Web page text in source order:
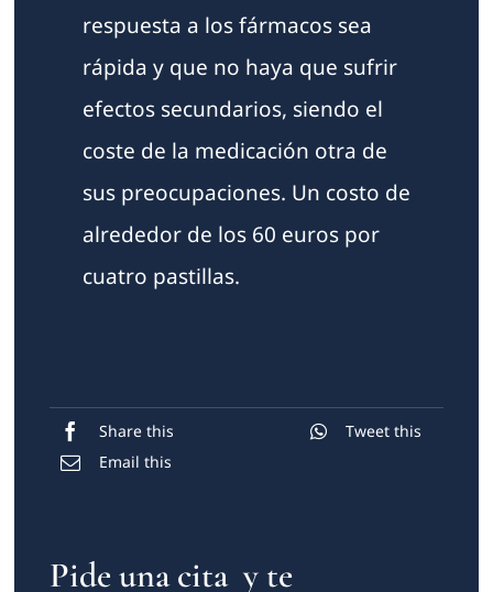
respuesta a los fármacos sea
rápida y que no haya que sufrir
efectos secundarios, siendo el
coste de la medicación otra de
sus preocupaciones. Un costo de
alrededor de los 60 euros por
cuatro pastillas.
Share this
Tweet this
Email this
Pide una cita y te